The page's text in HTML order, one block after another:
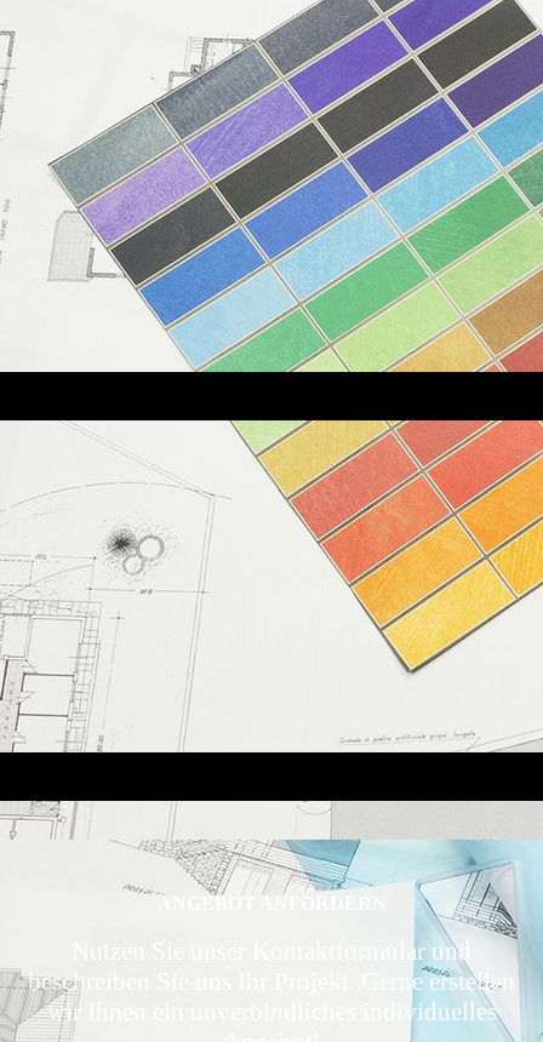
ANGEBOT ANFORDERN
Nutzen Sie unser Kontaktformular und
beschreiben Sie uns Ihr Projekt. Gerne erstellen
wir Ihnen ein unverbindliches individuelles